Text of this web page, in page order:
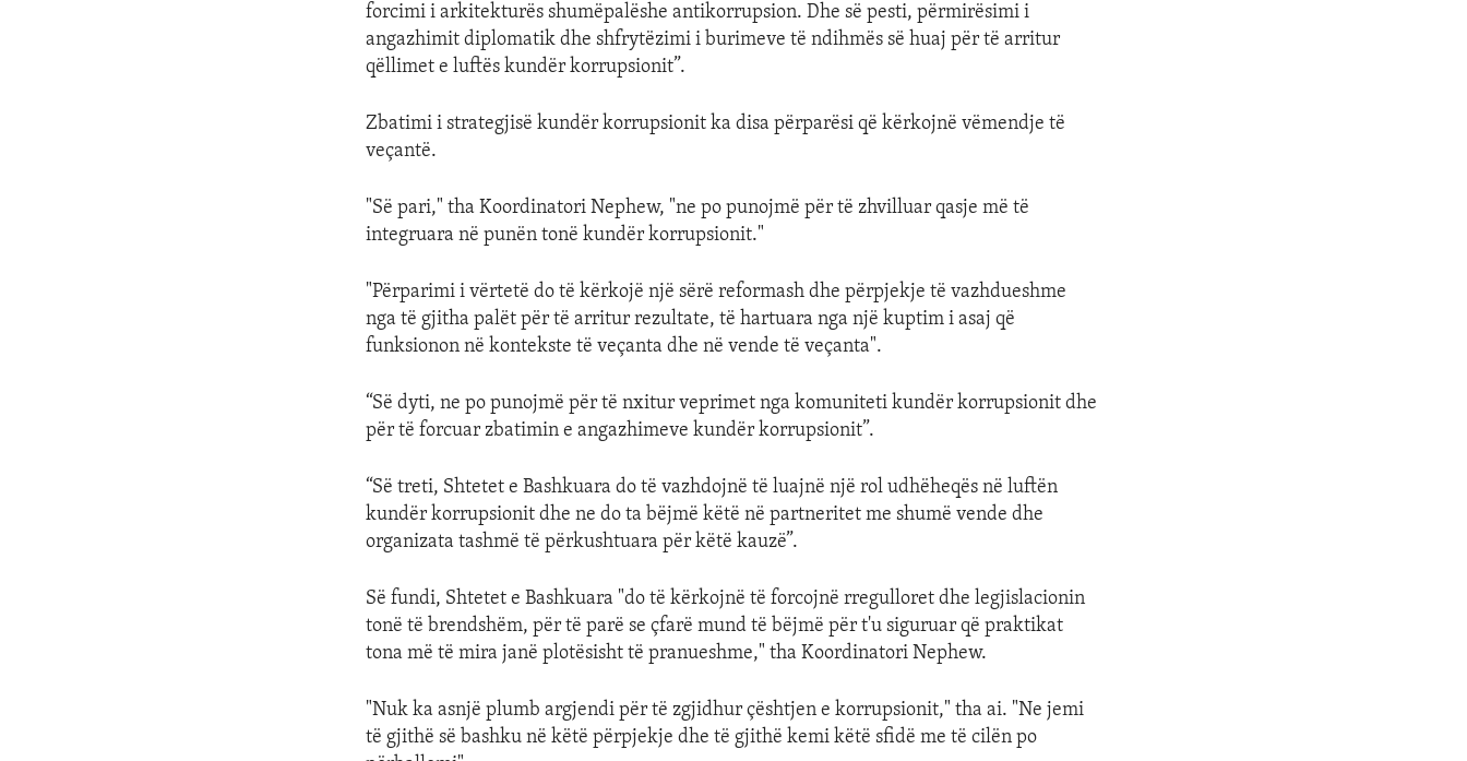
forcimi i arkitekturës shumëpalëshe antikorrupsion. Dhe së pesti, përmirësimi i
angazhimit diplomatik dhe shfrytëzimi i burimeve të ndihmës së huaj për të arritur
qëllimet e luftës kundër korrupsionit”.
Zbatimi i strategjisë kundër korrupsionit ka disa përparësi që kërkojnë vëmendje të
veçantë.
"Së pari," tha Koordinatori Nephew, "ne po punojmë për të zhvilluar qasje më të
integruara në punën tonë kundër korrupsionit."
"Përparimi i vërtetë do të kërkojë një sërë reformash dhe përpjekje të vazhdueshme
nga të gjitha palët për të arritur rezultate, të hartuara nga një kuptim i asaj që
funksionon në kontekste të veçanta dhe në vende të veçanta".
“Së dyti, ne po punojmë për të nxitur veprimet nga komuniteti kundër korrupsionit dhe
për të forcuar zbatimin e angazhimeve kundër korrupsionit”.
“Së treti, Shtetet e Bashkuara do të vazhdojnë të luajnë një rol udhëheqës në luftën
kundër korrupsionit dhe ne do ta bëjmë këtë në partneritet me shumë vende dhe
organizata tashmë të përkushtuara për këtë kauzë”.
Së fundi, Shtetet e Bashkuara "do të kërkojnë të forcojnë rregulloret dhe legjislacionin
tonë të brendshëm, për të parë se çfarë mund të bëjmë për t'u siguruar që praktikat
tona më të mira janë plotësisht të pranueshme," tha Koordinatori Nephew.
"Nuk ka asnjë plumb argjendi për të zgjidhur çështjen e korrupsionit," tha ai. "Ne jemi
të gjithë së bashku në këtë përpjekje dhe të gjithë kemi këtë sfidë me të cilën po